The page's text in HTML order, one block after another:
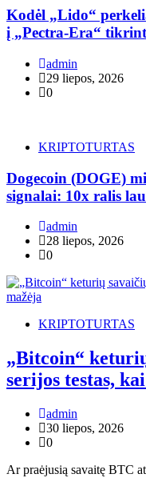
Kodėl „Lido“
į „Pectra-Era“
admin
29 liepos, 2026
0
KRIPTOTURTAS
Dogecoin (DOGE)
signalai: 10x ralis
admin
28 liepos, 2026
0
KRIPTOTURTAS
„Bitcoin“
serijos testas,
admin
30 liepos, 2026
0
Ar praėjusią savaitę BTC